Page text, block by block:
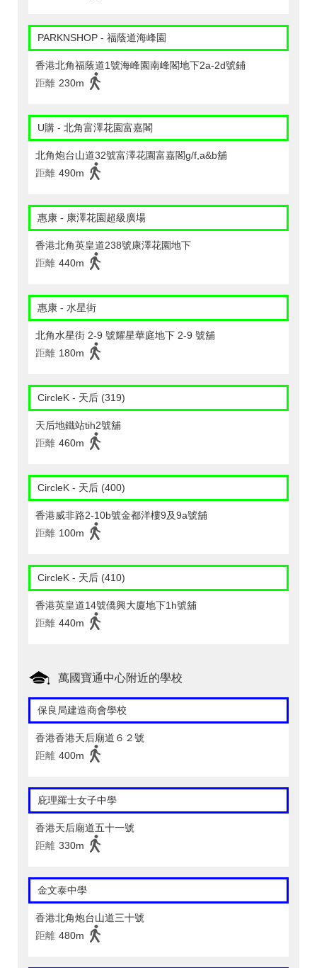
PARKNSHOP - 福蔭道海峰園
香港北角福蔭道1號海峰園南峰閣地下2a-2d號鋪
距離 230m
U購 - 北角富澤花園富嘉閣
北角炮台山道32號富澤花園富嘉閣g/f,a&b舖
距離 490m
惠康 - 康澤花園超級廣場
香港北角英皇道238號康澤花園地下
距離 440m
惠康 - 水星街
北角水星街 2-9 號耀星華庭地下 2-9 號舖
距離 180m
CircleK - 天后 (319)
天后地鐵站tih2號舖
距離 460m
CircleK - 天后 (400)
香港威非路2-10b號金都洋樓9及9a號舖
距離 100m
CircleK - 天后 (410)
香港英皇道14號僑興大廈地下1h號舖
距離 440m
萬國寶通中心附近的學校
保良局建造商會學校
香港香港天后廟道６２號
距離 400m
庇理羅士女子中學
香港天后廟道五十一號
距離 330m
金文泰中學
香港北角炮台山道三十號
距離 480m